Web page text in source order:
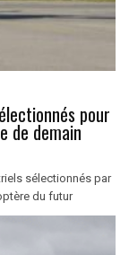
pour
de demain
sélectionnés par
du futur